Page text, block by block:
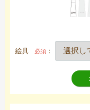
絵具 必須 ：